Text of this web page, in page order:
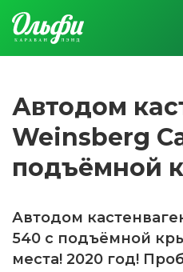
Автодом
Weinsberg
подъёмной
Автодом
540 с подъёмной
места! 2020 год!